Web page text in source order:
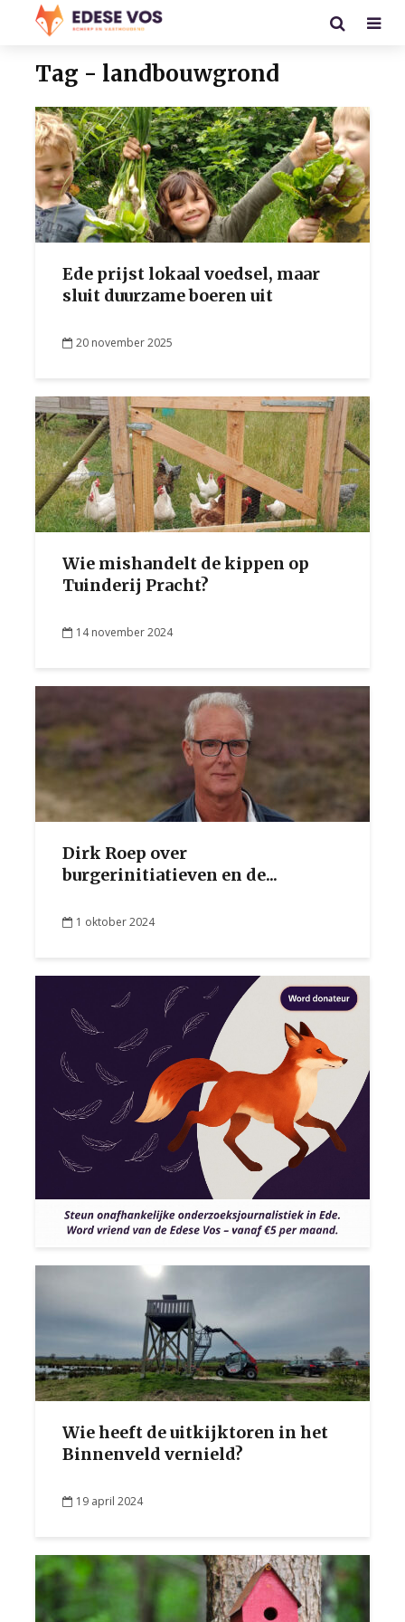
Tag - landbouwgrond
Ede prijst lokaal voedsel, maar
sluit duurzame boeren uit
20 november 2025
Wie mishandelt de kippen op
Tuinderij Pracht?
14 november 2024
Dirk Roep over
burgerinitiatieven en de...
1 oktober 2024
Wie heeft de uitkijktoren in het
Binnenveld vernield?
19 april 2024